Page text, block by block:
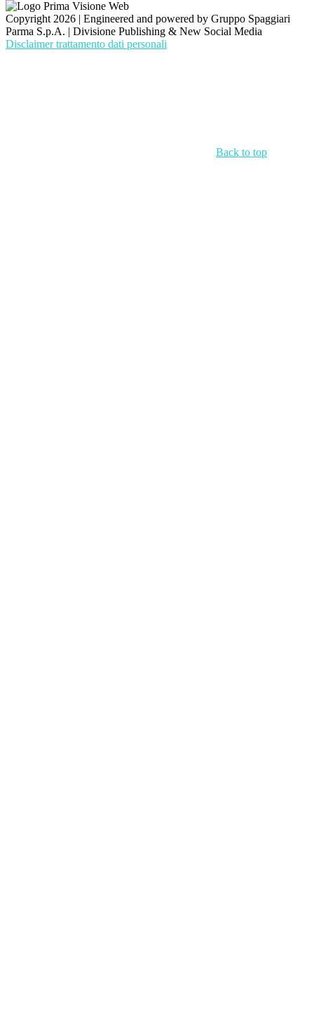
Copyright 2026 | Engineered and powered by Gruppo Spaggiari
Parma S.p.A. | Divisione Publishing & New Social Media
Disclaimer trattamento dati personali
Back to top